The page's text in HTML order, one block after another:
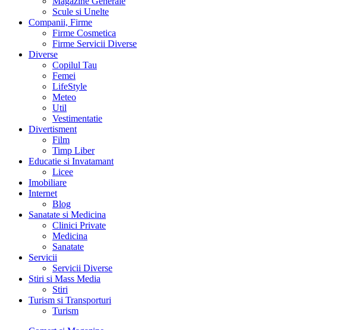
Scule si Unelte
Companii, Firme
Firme Cosmetica
Firme Servicii Diverse
Diverse
Copilul Tau
Femei
LifeStyle
Meteo
Util
Vestimentatie
Divertisment
Film
Timp Liber
Educatie si Invatamant
Licee
Imobiliare
Internet
Blog
Sanatate si Medicina
Clinici Private
Medicina
Sanatate
Servicii
Servicii Diverse
Stiri si Mass Media
Stiri
Turism si Transporturi
Turism